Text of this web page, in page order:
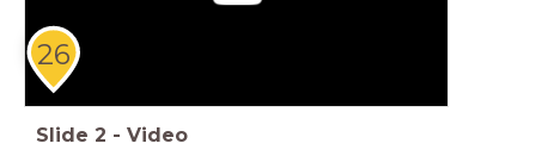
26
Slide 2 - Video